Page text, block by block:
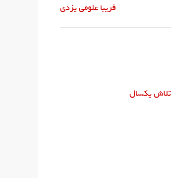
فریبا علومی یزدی
تلاش یکسال